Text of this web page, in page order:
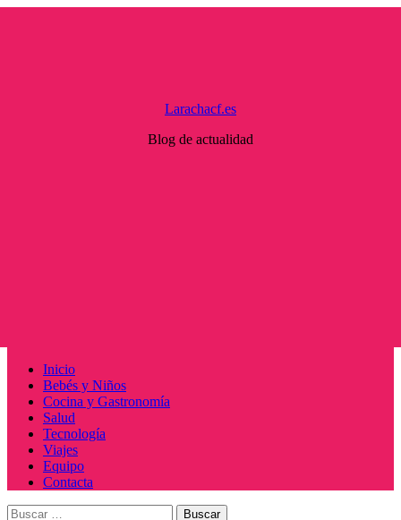
Larachacf.es
Blog de actualidad
Menú
principal
Inicio
Bebés y Niños
Cocina y Gastronomía
Salud
Tecnología
Viajes
Equipo
Contacta
Buscar: